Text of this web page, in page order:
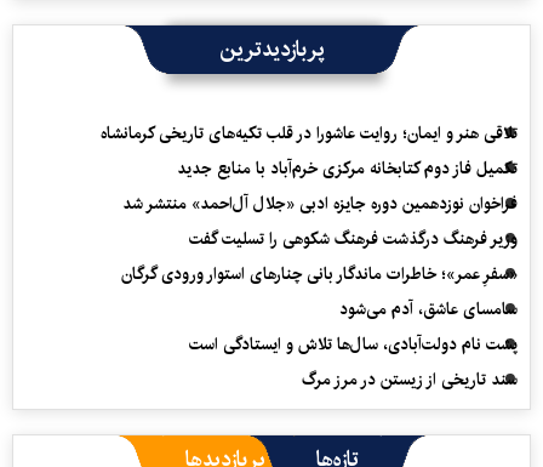
پربازدیدترین
تلاقی هنر و ایمان؛ روایت عاشورا در قلب تکیه‌های تاریخی کرمانشاه
تکمیل فاز دوم کتابخانه مرکزی خرم‌آباد با منابع جدید
فراخوان نوزدهمین دوره جایزه ادبی «جلال آل‌احمد» منتشر شد
وزیر فرهنگ درگذشت فرهنگ شکوهی را تسلیت گفت
«سفرِ عمر»؛ خاطرات ماندگار بانی چنارهای استوار ورودی گرگان
سامسای عاشق، آدم می‌شود
پشت نام دولت‌آبادی، سال‌ها تلاش و ایستادگی است
سند تاریخی از زیستن در مرز مرگ
تازه‌ها پربازدیدها